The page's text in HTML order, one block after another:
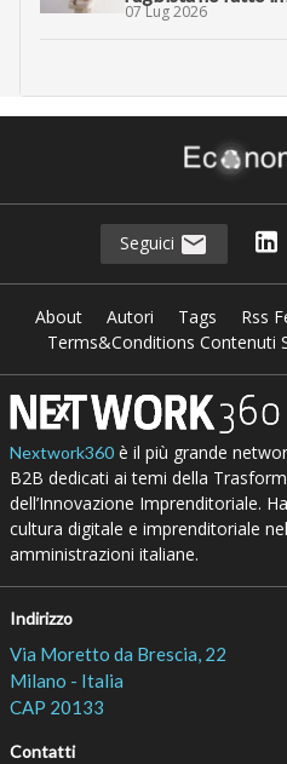
07 Lug 2026
Seguici
About Autori Tags Rss
Terms&Conditions Contenuti
Nextwork360è il più grande
B2B dedicati ai temi della
dell’Innovazione Imprenditoriale.
cultura digitale e imprenditoriale
amministrazioni italiane.
Indirizzo
Via Moretto da Brescia, 22
Milano - Italia
CAP 20133
Contatti